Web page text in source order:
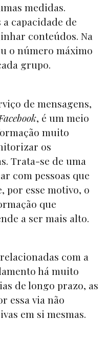
medidas.
capacidade de
conteúdos. Na
o número máximo
grupo.
de mensagens,
, é um meio
muito
os
Trata-se de uma
com pessoas que
por esse motivo, o
que
a ser mais alto.
com a
há muito
de longo prazo, as
essa via não
em si mesmas.